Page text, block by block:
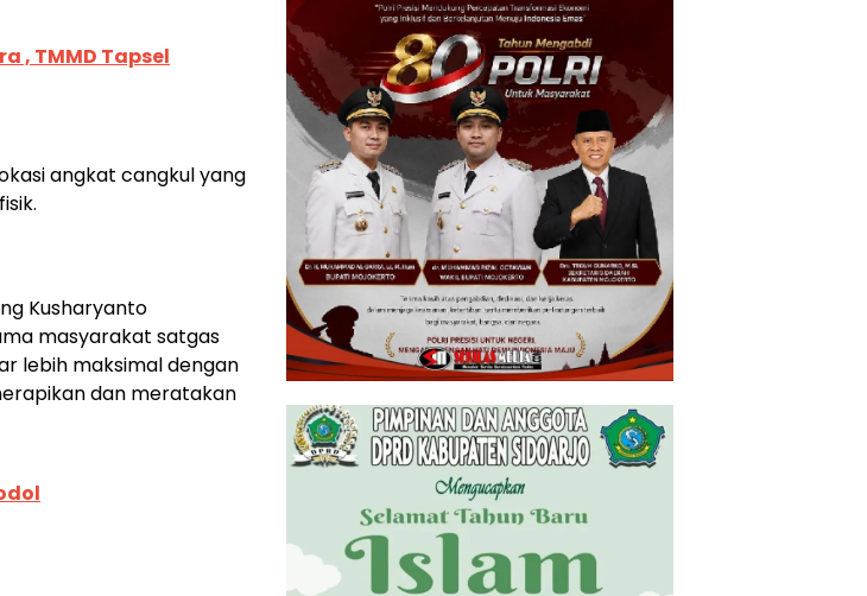
, TMMD Tapsel
angkat cangkul yang
Kusharyanto
masyarakat satgas
lebih maksimal dengan
dan meratakan